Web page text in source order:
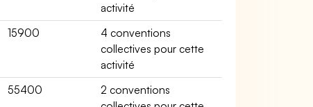
activité
15900
4 conventions
collectives pour cette
activité
55400
2 conventions